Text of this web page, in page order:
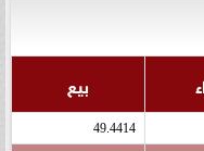
بيع
49.4414